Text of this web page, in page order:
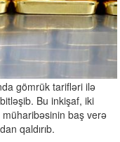
gömrük tarifləri ilə
Bu inkişaf, iki
baş verə
qaldırıb.